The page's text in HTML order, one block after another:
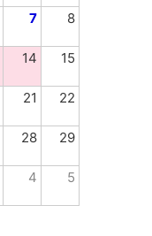
7 8
14 15
21 22
28 29
4 5